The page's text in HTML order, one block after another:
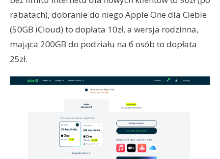
rabatach), dobranie do niego Apple One dla CIebie
(50GB iCloud) to dopłata 10zł, a wersja rodzinna,
mająca 200GB do podziału na 6 osób to dopłata
25zł.